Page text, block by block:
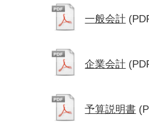
一般会計
企業会計
予算説明書